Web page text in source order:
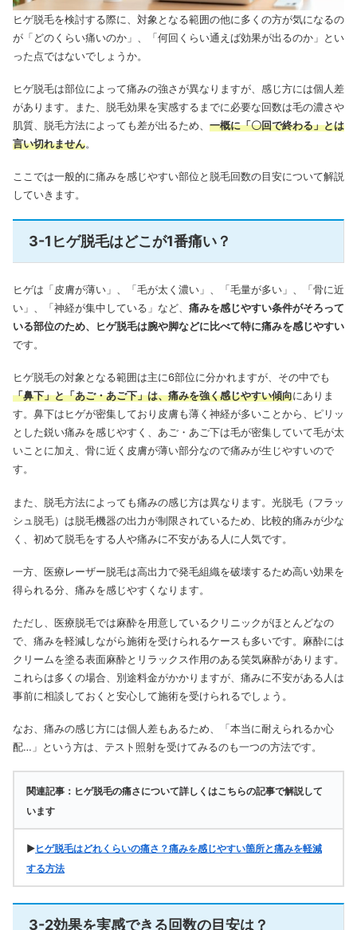
ヒゲ脱毛を検討する際に、対象となる範囲の他に多くの方が気になるの
が「どのくらい痛いのか」、「何回くらい通えば効果が出るのか」とい
った点ではないでしょうか。
ヒゲ脱毛は部位によって痛みの強さが異なりますが、感じ方には個人差
があります。また、脱毛効果を実感するまでに必要な回数は毛の濃さや
肌質、脱毛方法によっても差が出るため、 一概に「〇回で終わる」とは
言い切れません。
ここでは一般的に痛みを感じやすい部位と脱毛回数の目安について解説
していきます。
3-1ヒゲ脱毛はどこが1番痛い？
ヒゲは「皮膚が薄い」、「毛が太く濃い」、「毛量が多い」、「骨に近
い」、「神経が集中している」など、 痛みを感じやすい条件がそろって
いる部位のため、ヒゲ脱毛は腕や脚などに比べて特に痛みを感じやすい
です。
ヒゲ脱毛の対象となる範囲は主に6部位に分かれますが、その中でも
「鼻下」と「あご・あご下」は、痛みを強く感じやすい傾向にありま
す。鼻下はヒゲが密集しており皮膚も薄く神経が多いことから、ピリッ
とした鋭い痛みを感じやすく、あご・あご下は毛が密集していて毛が太
いことに加え、骨に近く皮膚が薄い部分なので痛みが生じやすいので
す。
また、脱毛方法によっても痛みの感じ方は異なります。光脱毛（フラッ
シュ脱毛）は脱毛機器の出力が制限されているため、比較的痛みが少な
く、初めて脱毛をする人や痛みに不安がある人に人気です。
一方、医療レーザー脱毛は高出力で発毛組織を破壊するため高い効果を
得られる分、痛みを感じやすくなります。
ただし、医療脱毛では麻酔を用意しているクリニックがほとんどなの
で、痛みを軽減しながら施術を受けられるケースも多いです。麻酔には
クリームを塗る表面麻酔とリラックス作用のある笑気麻酔があります。
これらは多くの場合、別途料金がかかりますが、痛みに不安がある人は
事前に相談しておくと安心して施術を受けられるでしょう。
なお、痛みの感じ方には個人差もあるため、「本当に耐えられるか心
配…」という方は、テスト照射を受けてみるのも一つの方法です。
関連記事：ヒゲ脱毛の痛さについて詳しくはこちらの記事で解説して
います
▶ヒゲ脱毛はどれくらいの痛さ？痛みを感じやすい箇所と痛みを軽減
する方法
3-2効果を実感できる回数の目安は？